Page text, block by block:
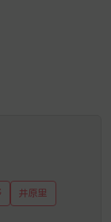
井原里